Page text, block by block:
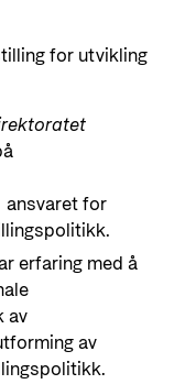
for utvikling
ansvaret for
erfaring med å
av
av